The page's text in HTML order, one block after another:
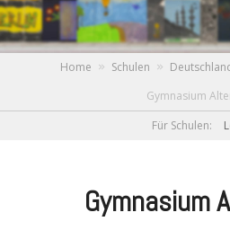
Home Schulen
Gymnasium
Für Schulen:
Gymnasium